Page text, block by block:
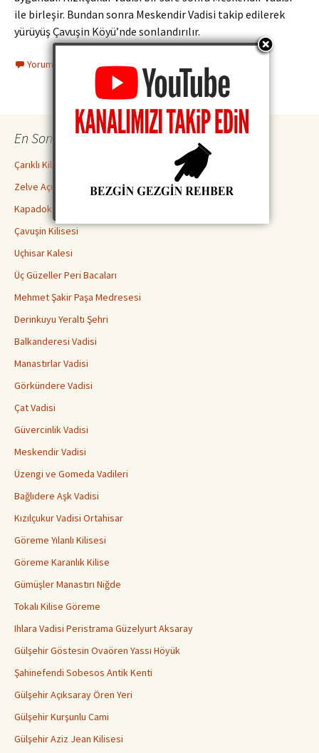
ile birleşir. Bundan sonra Meskendir Vadisi takip edilerek
yürüyüş Çavuşin Köyü’nde sonlandırılır.
Yorum yapın
En Son İncelemeler
Çarıklı Kilise ( Göreme Açık Hava Müzesi )
Zelve Açık Hava Müzesi Ören Yeri
Kapadokya Yeraltı Şehirleri Hakkında Bilmeniz Gerekenler
Çavuşin Kilisesi
Uçhisar Kalesi
Üç Güzeller Peri Bacaları
Mehmet Şakir Paşa Medresesi
Derinkuyu Yeraltı Şehri
Balkanderesi Vadisi
Manastırlar Vadisi
Görkündere Vadisi
Çat Vadisi
Güvercinlik Vadisi
Meskendir Vadisi
Üzengi ve Gomeda Vadileri
Bağlıdere Aşk Vadisi
Kızılçukur Vadisi Ortahisar
Göreme Yılanlı Kilisesi
Göreme Karanlık Kilise
Gümüşler Manastırı Niğde
Tokalı Kilise Göreme
Ihlara Vadisi Peristrama Güzelyurt Aksaray
Gülşehir Göstesin Ovaören Yassı Höyük
Şahinefendi Sobesos Antik Kenti
Gülşehir Açıksaray Ören Yeri
Gülşehir Kurşunlu Cami
Gülşehir Aziz Jean Kilisesi